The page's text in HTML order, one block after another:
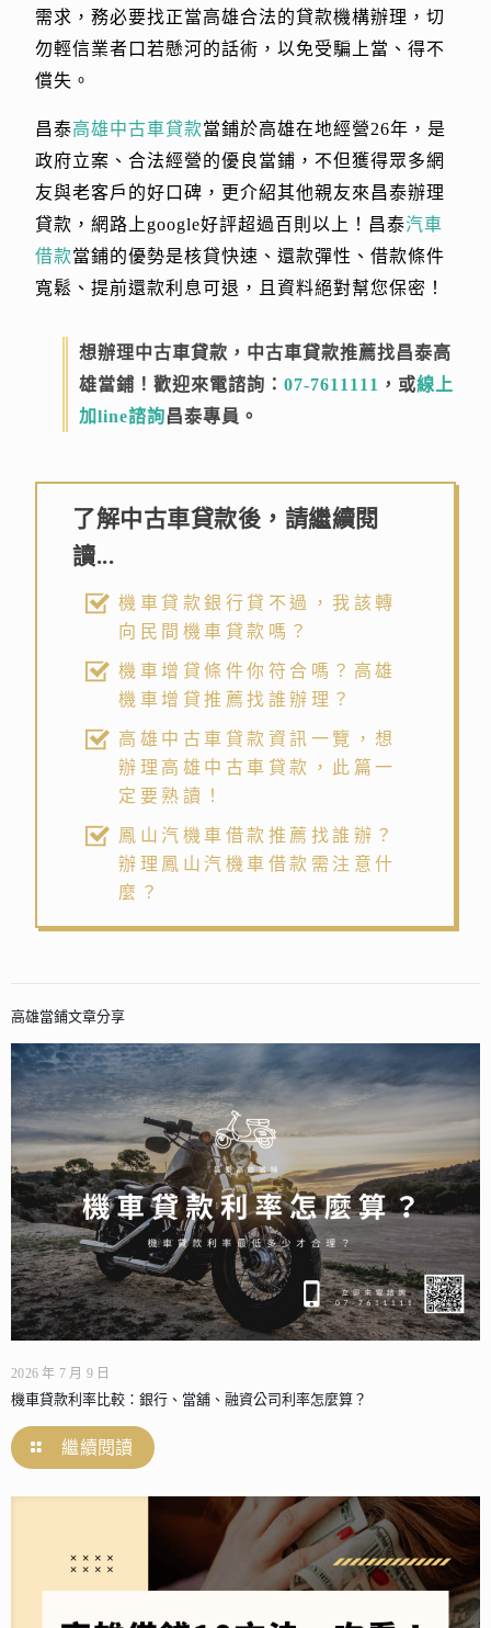
需求，務必要找正當高雄合法的貸款機構辦理，切
勿輕信業者口若懸河的話術，以免受騙上當、得不
償失。
昌泰高雄中古車貸款當鋪於高雄在地經營26年，是
政府立案、合法經營的優良當鋪，不但獲得眾多網
友與老客戶的好口碑，更介紹其他親友來昌泰辦理
貸款，網路上google好評超過百則以上！昌泰汽車
借款當鋪的優勢是核貸快速、還款彈性、借款條件
寬鬆、提前還款利息可退，且資料絕對幫您保密！
想辦理中古車貸款，中古車貸款推薦找昌泰高
雄當鋪 ！歡迎來電諮詢：07-7611111 ，或線上
加line諮詢昌泰專員。
了解中古車貸款後，請繼續閱
讀...
機車貸款銀行貸不過，我該轉
向民間機車貸款嗎？
機車增貸條件你符合嗎？高雄
機車增貸推薦找誰辦理？
高雄中古車貸款資訊一覽，想
辦理高雄中古車貸款，此篇一
定要熟讀！
鳳山汽機車借款推薦找誰辦？
辦理鳳山汽機車借款需注意什
麼？
高雄當鋪文章分享
2026 年 7 月 9 日
機車貸款利率比較：銀行、當舖、融資公司利率怎麼算？
繼續閱讀